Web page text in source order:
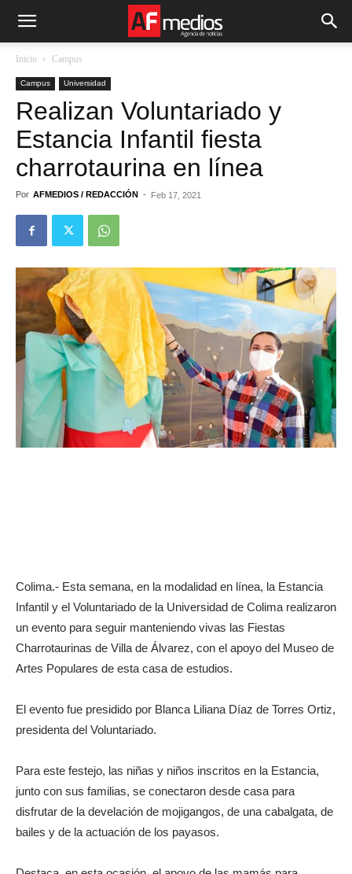
Inicio Campus
Campus Universidad
Realizan Voluntariado y
Estancia Infantil fiesta
charrotaurina en línea
Por AFMEDIOS / REDACCIÓN - Feb 17, 2021
Colima.- Esta semana, en la modalidad en línea, la Estancia
Infantil y el Voluntariado de la Universidad de Colima realizaron
un evento para seguir manteniendo vivas las Fiestas
Charrotaurinas de Villa de Álvarez, con el apoyo del Museo de
Artes Populares de esta casa de estudios.
El evento fue presidido por Blanca Liliana Díaz de Torres Ortiz,
presidenta del Voluntariado.
Para este festejo, las niñas y niños inscritos en la Estancia,
junto con sus familias, se conectaron desde casa para
disfrutar de la develación de mojigangos, de una cabalgata, de
bailes y de la actuación de los payasos.